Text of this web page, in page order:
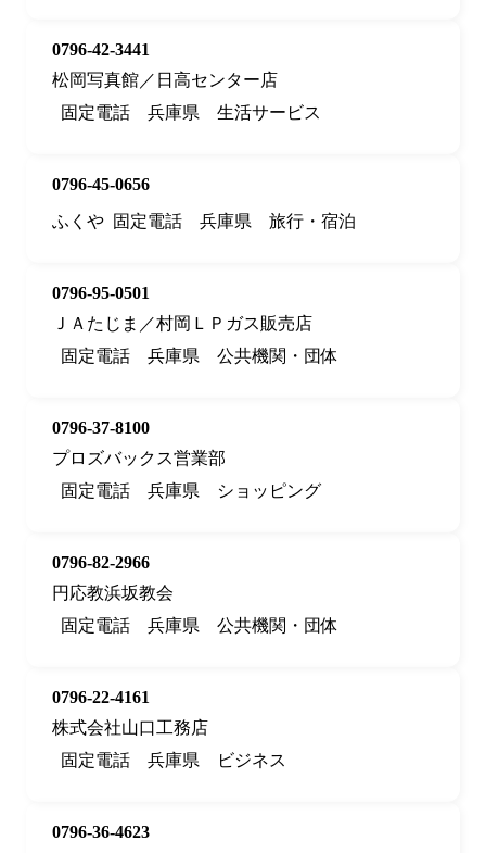
0796-42-3441
松岡写真館／日高センター店
固定電話
兵庫県 生活サービス
0796-45-0656
ふくや 固定電話 兵庫県 旅行・宿泊
0796-95-0501
ＪＡたじま／村岡ＬＰガス販売店
固定電話
兵庫県 公共機関・団体
0796-37-8100
プロズバックス営業部
固定電話
兵庫県 ショッピング
0796-82-2966
円応教浜坂教会
固定電話
兵庫県 公共機関・団体
0796-22-4161
株式会社山口工務店
固定電話
兵庫県 ビジネス
0796-36-4623